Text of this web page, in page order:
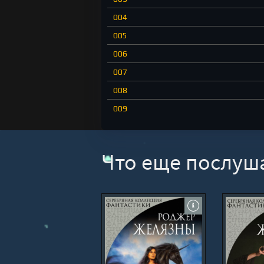
004
005
006
007
008
009
012
014
015
016
017
Что еще